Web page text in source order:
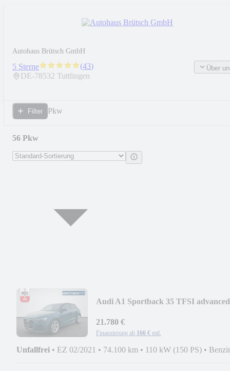
Autohaus Brütsch GmbH
5 Sterne (43)
DE-78532 Tuttlingen
Über
Filter Pkw
56 Pkw
Audi A1 Sportback 35 TFSI advanced
21.780 €
Finanzierung ab 166 € mtl.
Unfallfrei • EZ 02/2021 • 74.100 km • 110 kW (150 PS) •